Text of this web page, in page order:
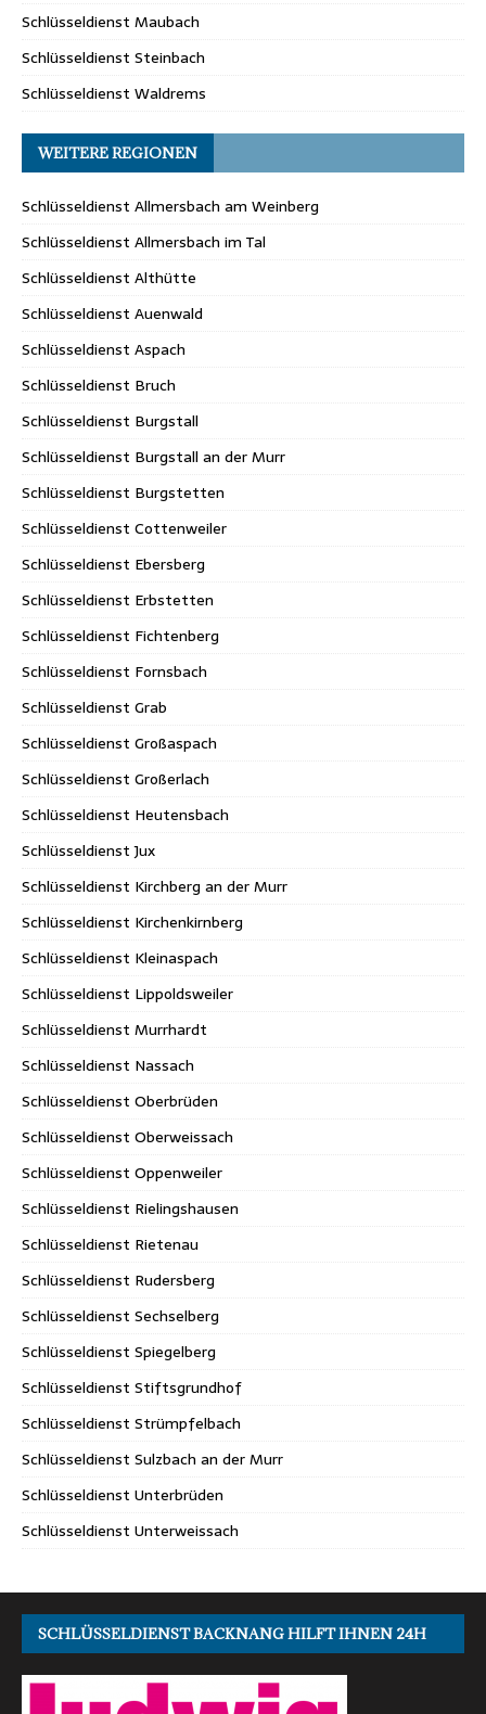
Schlüsseldienst Maubach
Schlüsseldienst Steinbach
Schlüsseldienst Waldrems
WEITERE REGIONEN
Schlüsseldienst Allmersbach am Weinberg
Schlüsseldienst Allmersbach im Tal
Schlüsseldienst Althütte
Schlüsseldienst Auenwald
Schlüsseldienst Aspach
Schlüsseldienst Bruch
Schlüsseldienst Burgstall
Schlüsseldienst Burgstall an der Murr
Schlüsseldienst Burgstetten
Schlüsseldienst Cottenweiler
Schlüsseldienst Ebersberg
Schlüsseldienst Erbstetten
Schlüsseldienst Fichtenberg
Schlüsseldienst Fornsbach
Schlüsseldienst Grab
Schlüsseldienst Großaspach
Schlüsseldienst Großerlach
Schlüsseldienst Heutensbach
Schlüsseldienst Jux
Schlüsseldienst Kirchberg an der Murr
Schlüsseldienst Kirchenkirnberg
Schlüsseldienst Kleinaspach
Schlüsseldienst Lippoldsweiler
Schlüsseldienst Murrhardt
Schlüsseldienst Nassach
Schlüsseldienst Oberbrüden
Schlüsseldienst Oberweissach
Schlüsseldienst Oppenweiler
Schlüsseldienst Rielingshausen
Schlüsseldienst Rietenau
Schlüsseldienst Rudersberg
Schlüsseldienst Sechselberg
Schlüsseldienst Spiegelberg
Schlüsseldienst Stiftsgrundhof
Schlüsseldienst Strümpfelbach
Schlüsseldienst Sulzbach an der Murr
Schlüsseldienst Unterbrüden
Schlüsseldienst Unterweissach
SCHLÜSSELDIENST BACKNANG HILFT IHNEN 24H